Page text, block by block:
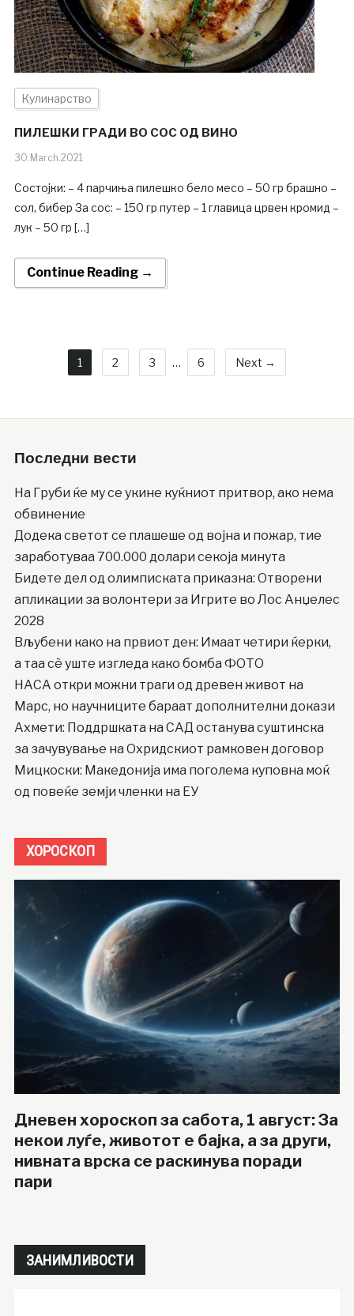
Кулинарство
ПИЛЕШКИ ГРАДИ ВО СОС ОД ВИНО
30.March.2021
Состојки: – 4 парчиња пилешко бело месо – 50 гр брашно –
сол, бибер За сос: – 150 гр путер – 1 главица црвен кромид –
лук – 50 гр […]
Continue Reading →
1 2 3 … 6 Next →
Последни вести
На Груби ќе му се укине куќниот притвор, ако нема
обвинение
Додека светот се плашеше од војна и пожар, тие
заработуваа 700.000 долари секоја минута
Бидете дел од олимписката приказна: Отворени
апликации за волонтери за Игрите во Лос Анџелес
2028
Вљубени како на првиот ден: Имаат четири ќерки,
а таа сè уште изгледа како бомба ФОТО
НАСА откри можни траги од древен живот на
Марс, но научниците бараат дополнителни докази
Ахмети: Поддршката на САД останува суштинска
за зачувување на Охридскиот рамковен договор
Мицкоски: Македонија има поголема куповна моќ
од повеќе земји членки на ЕУ
ХОРОСКОП
Дневен хороскоп за сабота, 1 август: За
некои луѓе, животот е бајка, а за други,
нивната врска се раскинува поради
пари
ЗАНИМЛИВОСТИ